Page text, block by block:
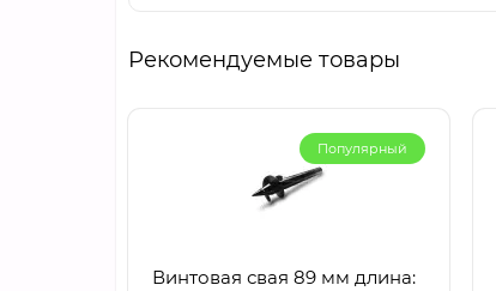
Рекомендуемые товары
Популярный
Винтовая свая 89 мм длина: